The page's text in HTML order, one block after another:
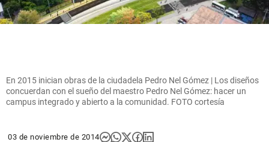
En 2015 inician obras de la ciudadela Pedro Nel Gómez | Los diseños
concuerdan con el sueño del maestro Pedro Nel Gómez: hacer un
campus integrado y abierto a la comunidad. FOTO cortesía
03 de noviembre de 2014